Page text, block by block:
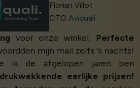
Florian Villot
CTOAviquali
voor onze winkel. Perfecte
mijn mail zelfs 's nachts!
ik de afgelopen jaren ben
eerlijke prijzen!